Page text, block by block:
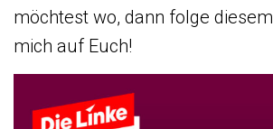
möchtest wo, dann folge diesem
mich auf Euch!